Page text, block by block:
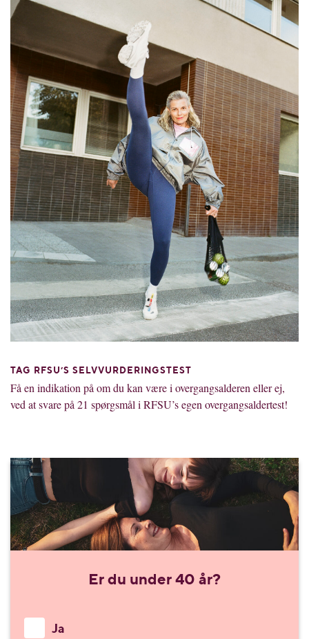
TAG RFSU’S SELVVURDERINGSTEST
Få en indikation på om du kan være i overgangsalderen eller ej,
ved at svare på 21 spørgsmål i RFSU’s egen overgangsaldertest!
Er du under 40 år?
Ja